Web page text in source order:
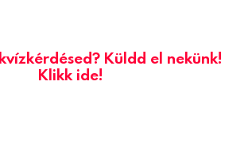
Küldd el nekünk!
Klikk ide!